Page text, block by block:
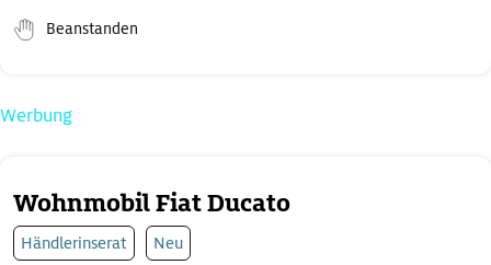
Wohnmobil Fiat Ducato
Händlerinserat Neu
Beanstanden
Werbung